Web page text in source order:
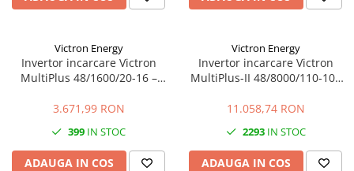
Victron Energy
Invertor incarcare Victron
MultiPlus 48/1600/20-16 –
baterii
3.671,99 RON
399 IN STOC
ADAUGA IN COS
Victron Energy
Invertor incarcare Victron
MultiPlus-II 48/8000/110-100
PowerAssist
11.058,74 RON
2293IN STOC
ADAUGA IN COS